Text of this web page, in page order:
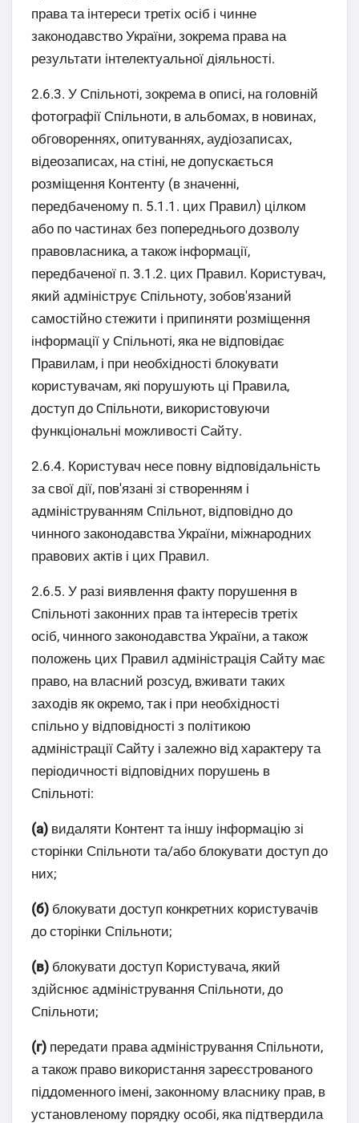
права та інтереси третіх осіб і чинне
законодавство України, зокрема права на
результати інтелектуальної діяльності.
2.6.3. У Спільноті, зокрема в описі, на головній
фотографії Спільноти, в альбомах, в новинах,
обговореннях, опитуваннях, аудіозаписах,
відеозаписах, на стіні, не допускається
розміщення Контенту (в значенні,
передбаченому п. 5.1.1. цих Правил) цілком
або по частинах без попереднього дозволу
правовласника, а також інформації,
передбаченої п. 3.1.2. цих Правил. Користувач,
який адмініструє Спільноту, зобов'язаний
самостійно стежити і припиняти розміщення
інформації у Спільноті, яка не відповідає
Правилам, і при необхідності блокувати
користувачам, які порушують ці Правила,
доступ до Спільноти, використовуючи
функціональні можливості Сайту.
2.6.4. Користувач несе повну відповідальність
за свої дії, пов'язані зі створенням і
адмініструванням Спільнот, відповідно до
чинного законодавства України, міжнародних
правових актів і цих Правил.
2.6.5. У разі виявлення факту порушення в
Спільноті законних прав та інтересів третіх
осіб, чинного законодавства України, а також
положень цих Правил адміністрація Сайту має
право, на власний розсуд, вживати таких
заходів як окремо, так і при необхідності
спільно у відповідності з політикою
адміністрації Сайту і залежно від характеру та
періодичності відповідних порушень в
Спільноті:
(а) видаляти Контент та іншу інформацію зі
сторінки Спільноти та/або блокувати доступ до
них;
(б) блокувати доступ конкретних користувачів
до сторінки Спільноти;
(в) блокувати доступ Користувача, який
здійснює адміністрування Спільноти, до
Спільноти;
(г) передати права адміністрування Спільноти,
а також право використання зареєстрованого
піддоменного імені, законному власнику прав, в
установленому порядку особі, яка підтвердила